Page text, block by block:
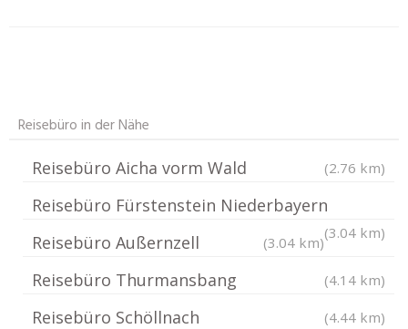
Reisebüro in der Nähe
Reisebüro Aicha vorm Wald (2.76 km)
Reisebüro Fürstenstein Niederbayern
(3.04 km)
Reisebüro Außernzell (3.04 km)
Reisebüro Thurmansbang (4.14 km)
Reisebüro Schöllnach (4.44 km)